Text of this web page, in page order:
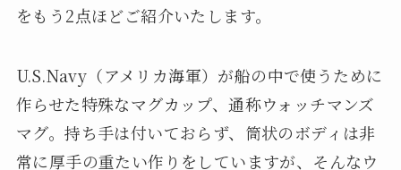
をもう2点ほどご紹介いたします。
U.S.Navy（アメリカ海軍）が船の中で使うために
作らせた特殊なマグカップ、通称ウォッチマンズ
マグ。持ち手は付いておらず、筒状のボディは非
常に厚手の重たい作りをしていますが、そんなウ